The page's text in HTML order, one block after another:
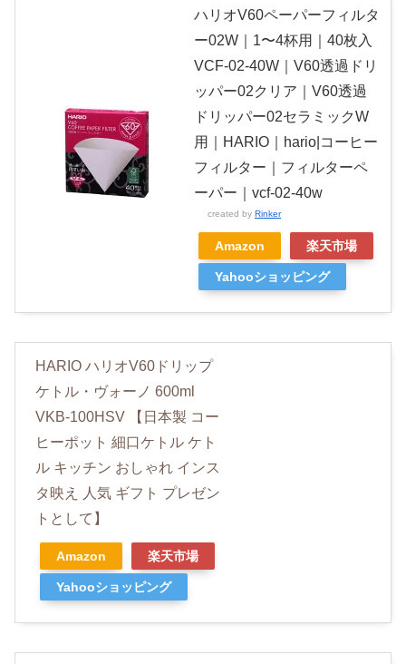
ハリオV60ペーパーフィルタ
ー02W｜1〜4杯用｜40枚入
VCF-02-40W｜V60透過ドリ
ッパー02クリア｜V60透過
ドリッパー02セラミックW
用｜HARIO｜hario|コーヒー
フィルター｜フィルターペ
ーパー｜vcf-02-40w
created by Rinker
Amazon 楽天市場
Yahooショッピング
HARIO ハリオV60ドリップ
ケトル・ヴォーノ 600ml
VKB-100HSV 【日本製 コー
ヒーポット 細口ケトル ケト
ル キッチン おしゃれ インス
タ映え 人気 ギフト プレゼン
トとして】
Amazon 楽天市場
Yahooショッピング